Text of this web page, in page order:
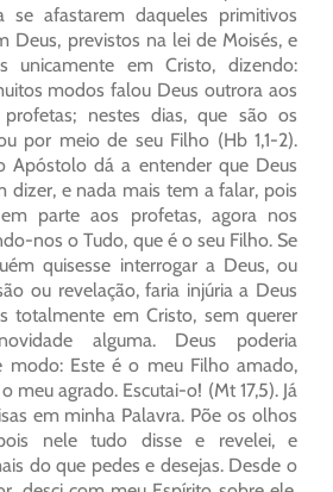
se afastarem daqueles primitivos
Deus, previstos na lei de Moisés, e
unicamente em Cristo, dizendo:
modos falou Deus outrora aos
nestes dias, que são os
por meio de seu Filho (Hb 1,1-2).
Apóstolo dá a entender que Deus
dizer, e nada mais tem a falar, pois
parte aos profetas, agora nos
nos o Tudo, que é o seu Filho. Se
quisesse interrogar a Deus, ou
ou revelação, faria injúria a Deus
totalmente em Cristo, sem querer
alguma. Deus poderia
modo: Este é o meu Filho amado,
meu agrado. Escutai-o! (Mt 17,5). Já
em minha Palavra. Põe os olhos
nele tudo disse e revelei, e
do que pedes e desejas. Desde o